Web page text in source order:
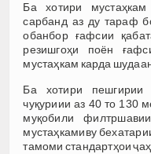
Ба хотири
сарбанд аз ду тараф
обанбор ғафсии
резишгоҳи поён
мустаҳкам карда
Ба хотири
чуқуриии аз 40 то 130
муқобили
мустаҳкамиву
тамоми стандартҳои